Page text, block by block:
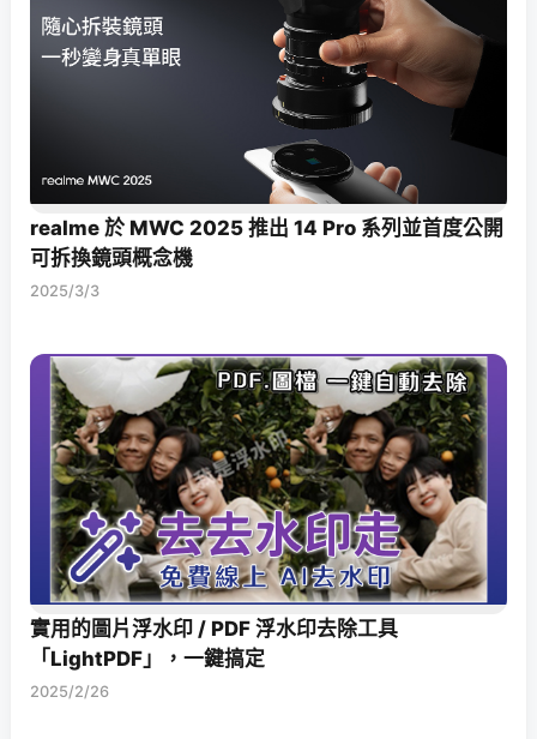
realme 於 MWC 2025 推出 14 Pro 系列並首度公開
可拆換鏡頭概念機
2025/3/3
實用的圖片浮水印 / PDF 浮水印去除工具
「LightPDF」，一鍵搞定
2025/2/26